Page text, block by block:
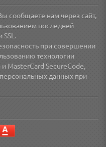
сообщаете нам через сайт,
последней
SSL.
при совершении
технологии
MasterCard SecureCode,
данных при